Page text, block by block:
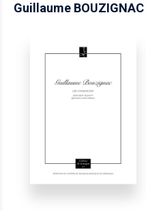
Guillaume BOUZIGNAC